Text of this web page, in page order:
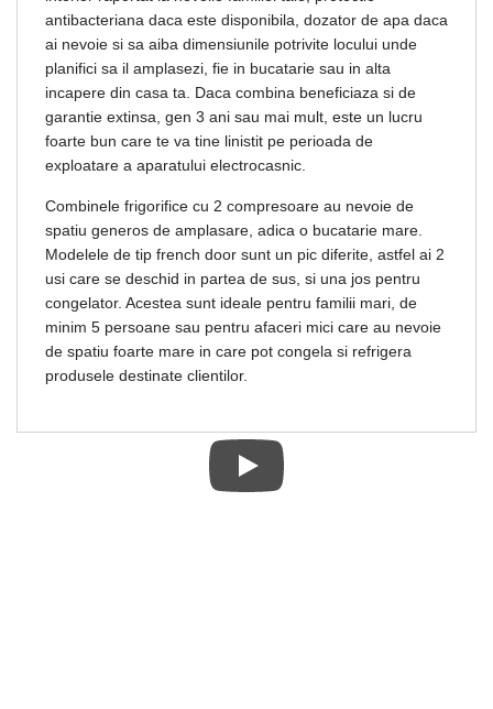
antibacteriana daca este disponibila, dozator de apa daca
ai nevoie si sa aiba dimensiunile potrivite locului unde
planifici sa il amplasezi, fie in bucatarie sau in alta
incapere din casa ta. Daca combina beneficiaza si de
garantie extinsa, gen 3 ani sau mai mult, este un lucru
foarte bun care te va tine linistit pe perioada de
exploatare a aparatului electrocasnic.
Combinele frigorifice cu 2 compresoare au nevoie de
spatiu generos de amplasare, adica o bucatarie mare.
Modelele de tip french door sunt un pic diferite, astfel ai 2
usi care se deschid in partea de sus, si una jos pentru
congelator. Acestea sunt ideale pentru familii mari, de
minim 5 persoane sau pentru afaceri mici care au nevoie
de spatiu foarte mare in care pot congela si refrigera
produsele destinate clientilor.